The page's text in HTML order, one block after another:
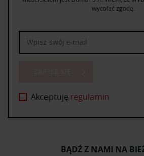
otrzymanymi od Ciebie lubwycofać zgodę.
Akceptuję regulamin
BĄDŹ Z NAMI NA